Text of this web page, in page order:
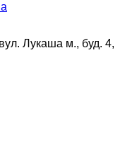
Лукаша м., буд. 4,